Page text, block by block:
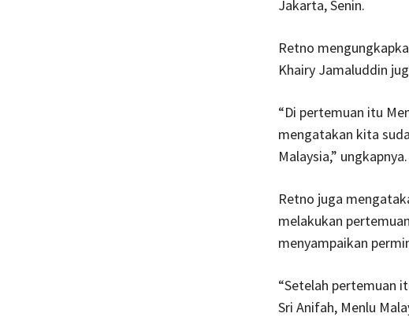
Jakarta, Senin.
Retno
Khairy Jamaluddin
“Di pertemuan itu
mengatakan kita
Malaysia,” ungkapnya.
Retno juga
melakukan
menyampaikan
“Setelah pertemuan
Sri Anifah, Menlu